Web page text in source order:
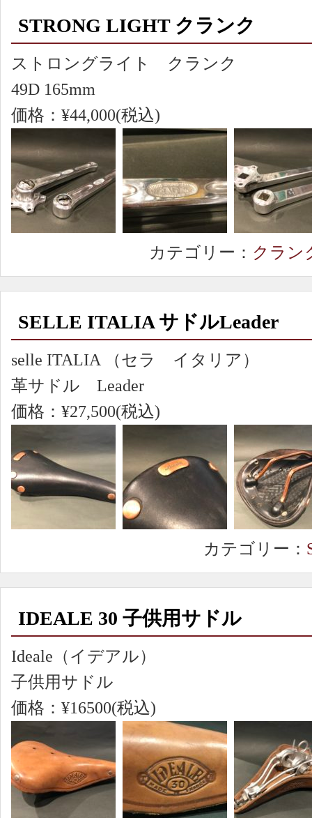
STRONG LIGHT クランク
ストロングライト クランク
49D 165mm
価格：¥44,000(税込)
カテゴリー： クラン
SELLE ITALIA サドルLeader
selle ITALIA （セラ イタリア）
革サドル Leader
価格：¥27,500(税込)
カテゴリー：
IDEALE 30 子供用サドル
Ideale（イデアル）
子供用サドル
価格：¥16500(税込)